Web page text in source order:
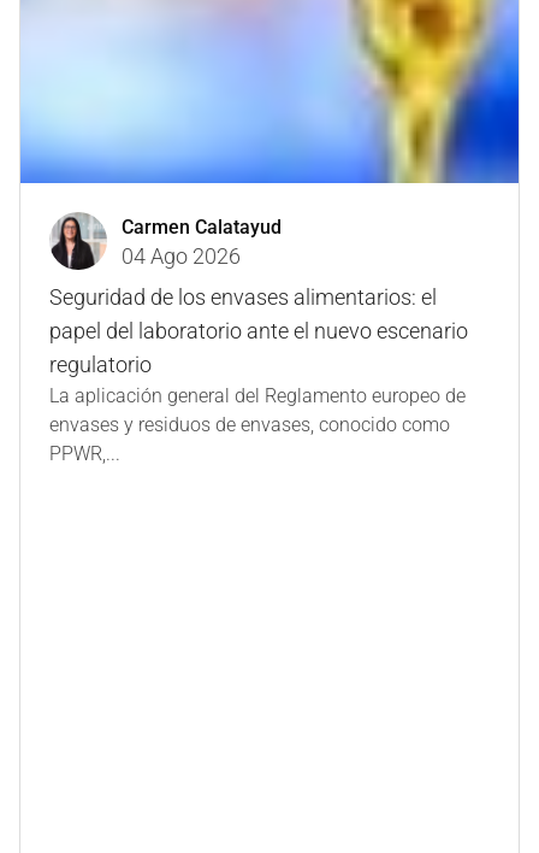
Carmen Calatayud
04 Ago 2026
Seguridad de los envases alimentarios: el
papel del laboratorio ante el nuevo escenario
regulatorio
La aplicación general del Reglamento europeo de
envases y residuos de envases, conocido como
PPWR,...